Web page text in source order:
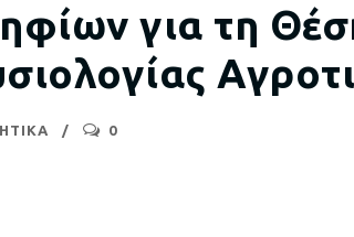
για τη
0